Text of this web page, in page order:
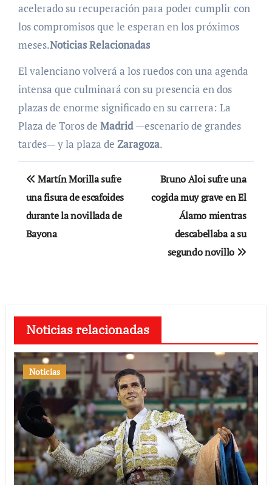
acelerado su recuperación para poder cumplir con
los compromisos que le esperan en los próximos
meses.Noticias Relacionadas
El valenciano volverá a los ruedos con una agenda
intensa que culminará con su presencia en dos
plazas de enorme significado en su carrera: La
Plaza de Toros de Madrid—escenario de grandes
tardes— y la plaza de Zaragoza.
Navegación
de
entradas
Martín Morilla sufre
una fisura de escafoides
durante la novillada de
Bayona
Bruno Aloi sufre una
cogida muy grave en El
Álamo mientras
descabellaba a su
segundo novillo
Noticias relacionadas
Noticias